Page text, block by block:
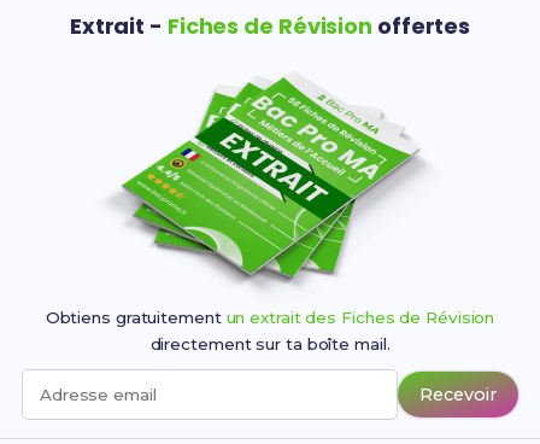
Extrait - Fiches de Révision offertes
Obtiens gratuitement un extrait des Fiches de Révision
directement sur ta boîte mail.
Adresse email Recevoir